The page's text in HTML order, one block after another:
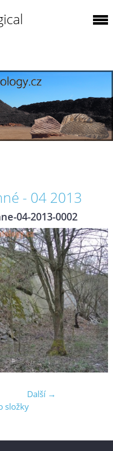
- 04 2013
04-2013-0002
Další →
složky